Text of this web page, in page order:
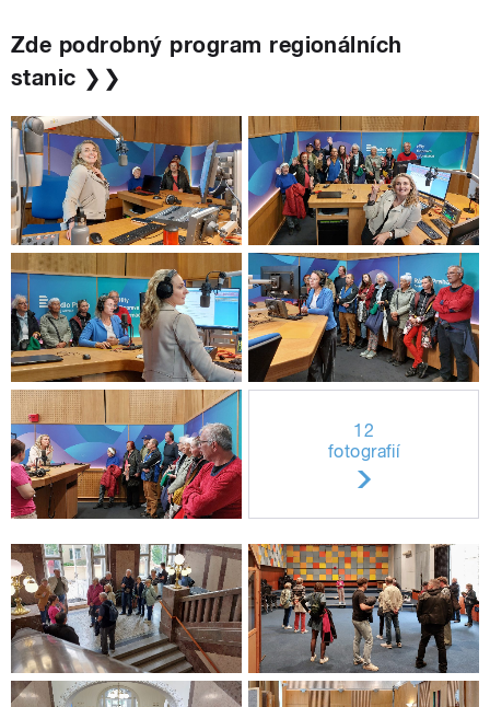
Zde podrobný program regionálních
stanic ❯❯
12
fotografií